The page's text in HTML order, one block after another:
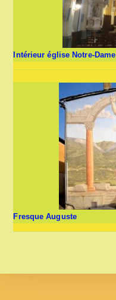
Intérieur église Notre-Dame
Fresque Auguste